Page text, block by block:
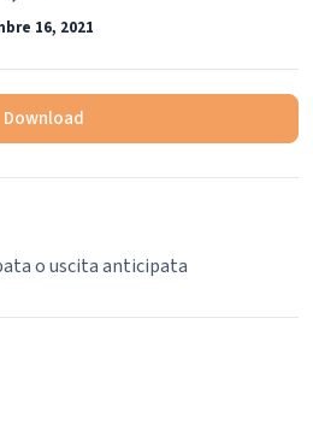
16, 2021
Download
o uscita anticipata